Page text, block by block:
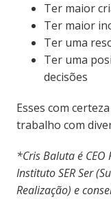
Ter maior
Ter maior
Ter uma
Ter uma
decisões
Esses com
trabalho com
*Cris Baluta é
Instituto SER Ser
Realização) e